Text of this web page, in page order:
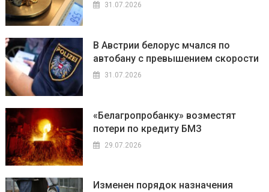
31.07.2026
В Австрии белорус мчался по
автобану с превышением скорости
31.07.2026
«Белагропробанку» возместят
потери по кредиту БМЗ
29.07.2026
Изменен порядок назначения